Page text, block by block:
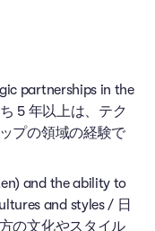
partnerships in the
5 年以上は、テク
プの領域の経験で
and the ability to
and styles / 日
の文化やスタイル